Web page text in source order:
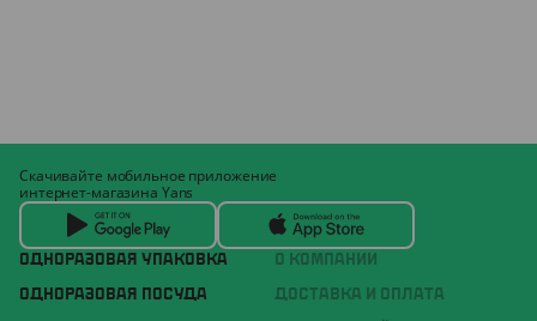
ОДНОРАЗОВАЯ УПАКОВКА
ОДНОРАЗОВАЯ ПОСУДА
О КОМПАНИИ
ДОСТАВКА И ОПЛАТА
Скачивайте мобильное приложение
интернет-магазина Yans